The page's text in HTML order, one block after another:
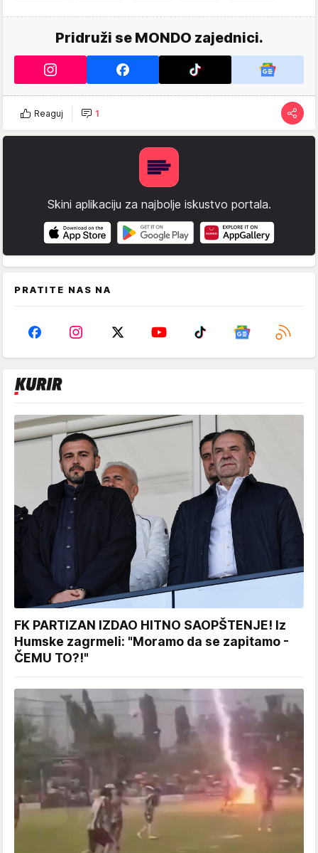
Pridruži se MONDO zajednici.
Reaguj 1
Skini aplikaciju za najbolje iskustvo portala.
PRATITE NAS NA
FK PARTIZAN IZDAO HITNO SAOPŠTENJE! Iz
Humske zagrmeli: "Moramo da se zapitamo -
ČEMU TO?!"